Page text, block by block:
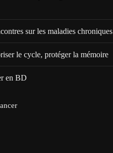
sur les maladies chroniques
le cycle, protéger la mémoire
en BD